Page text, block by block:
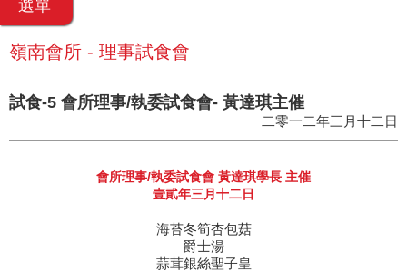
選單
嶺南會所 - 理事試食會
試食-5 會所理事/執委試食會- 黃達琪主催
二零一二年三月十二日
會所理事/執委試食會 黃達琪學長 主催
壹貮年三月十二日
海苔冬筍杏包菇
爵士湯
蒜茸銀絲聖子皇